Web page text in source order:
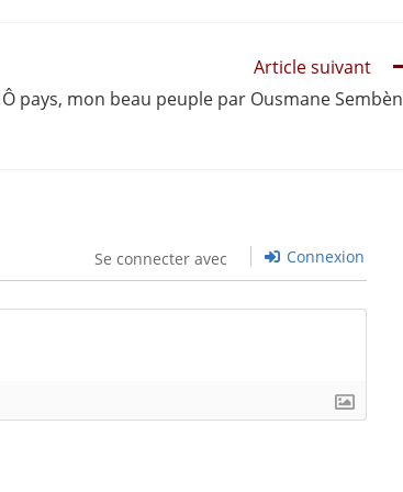
Article suivant
Ô pays, mon beau peuple par Ousmane
Se connecter avec Connexion